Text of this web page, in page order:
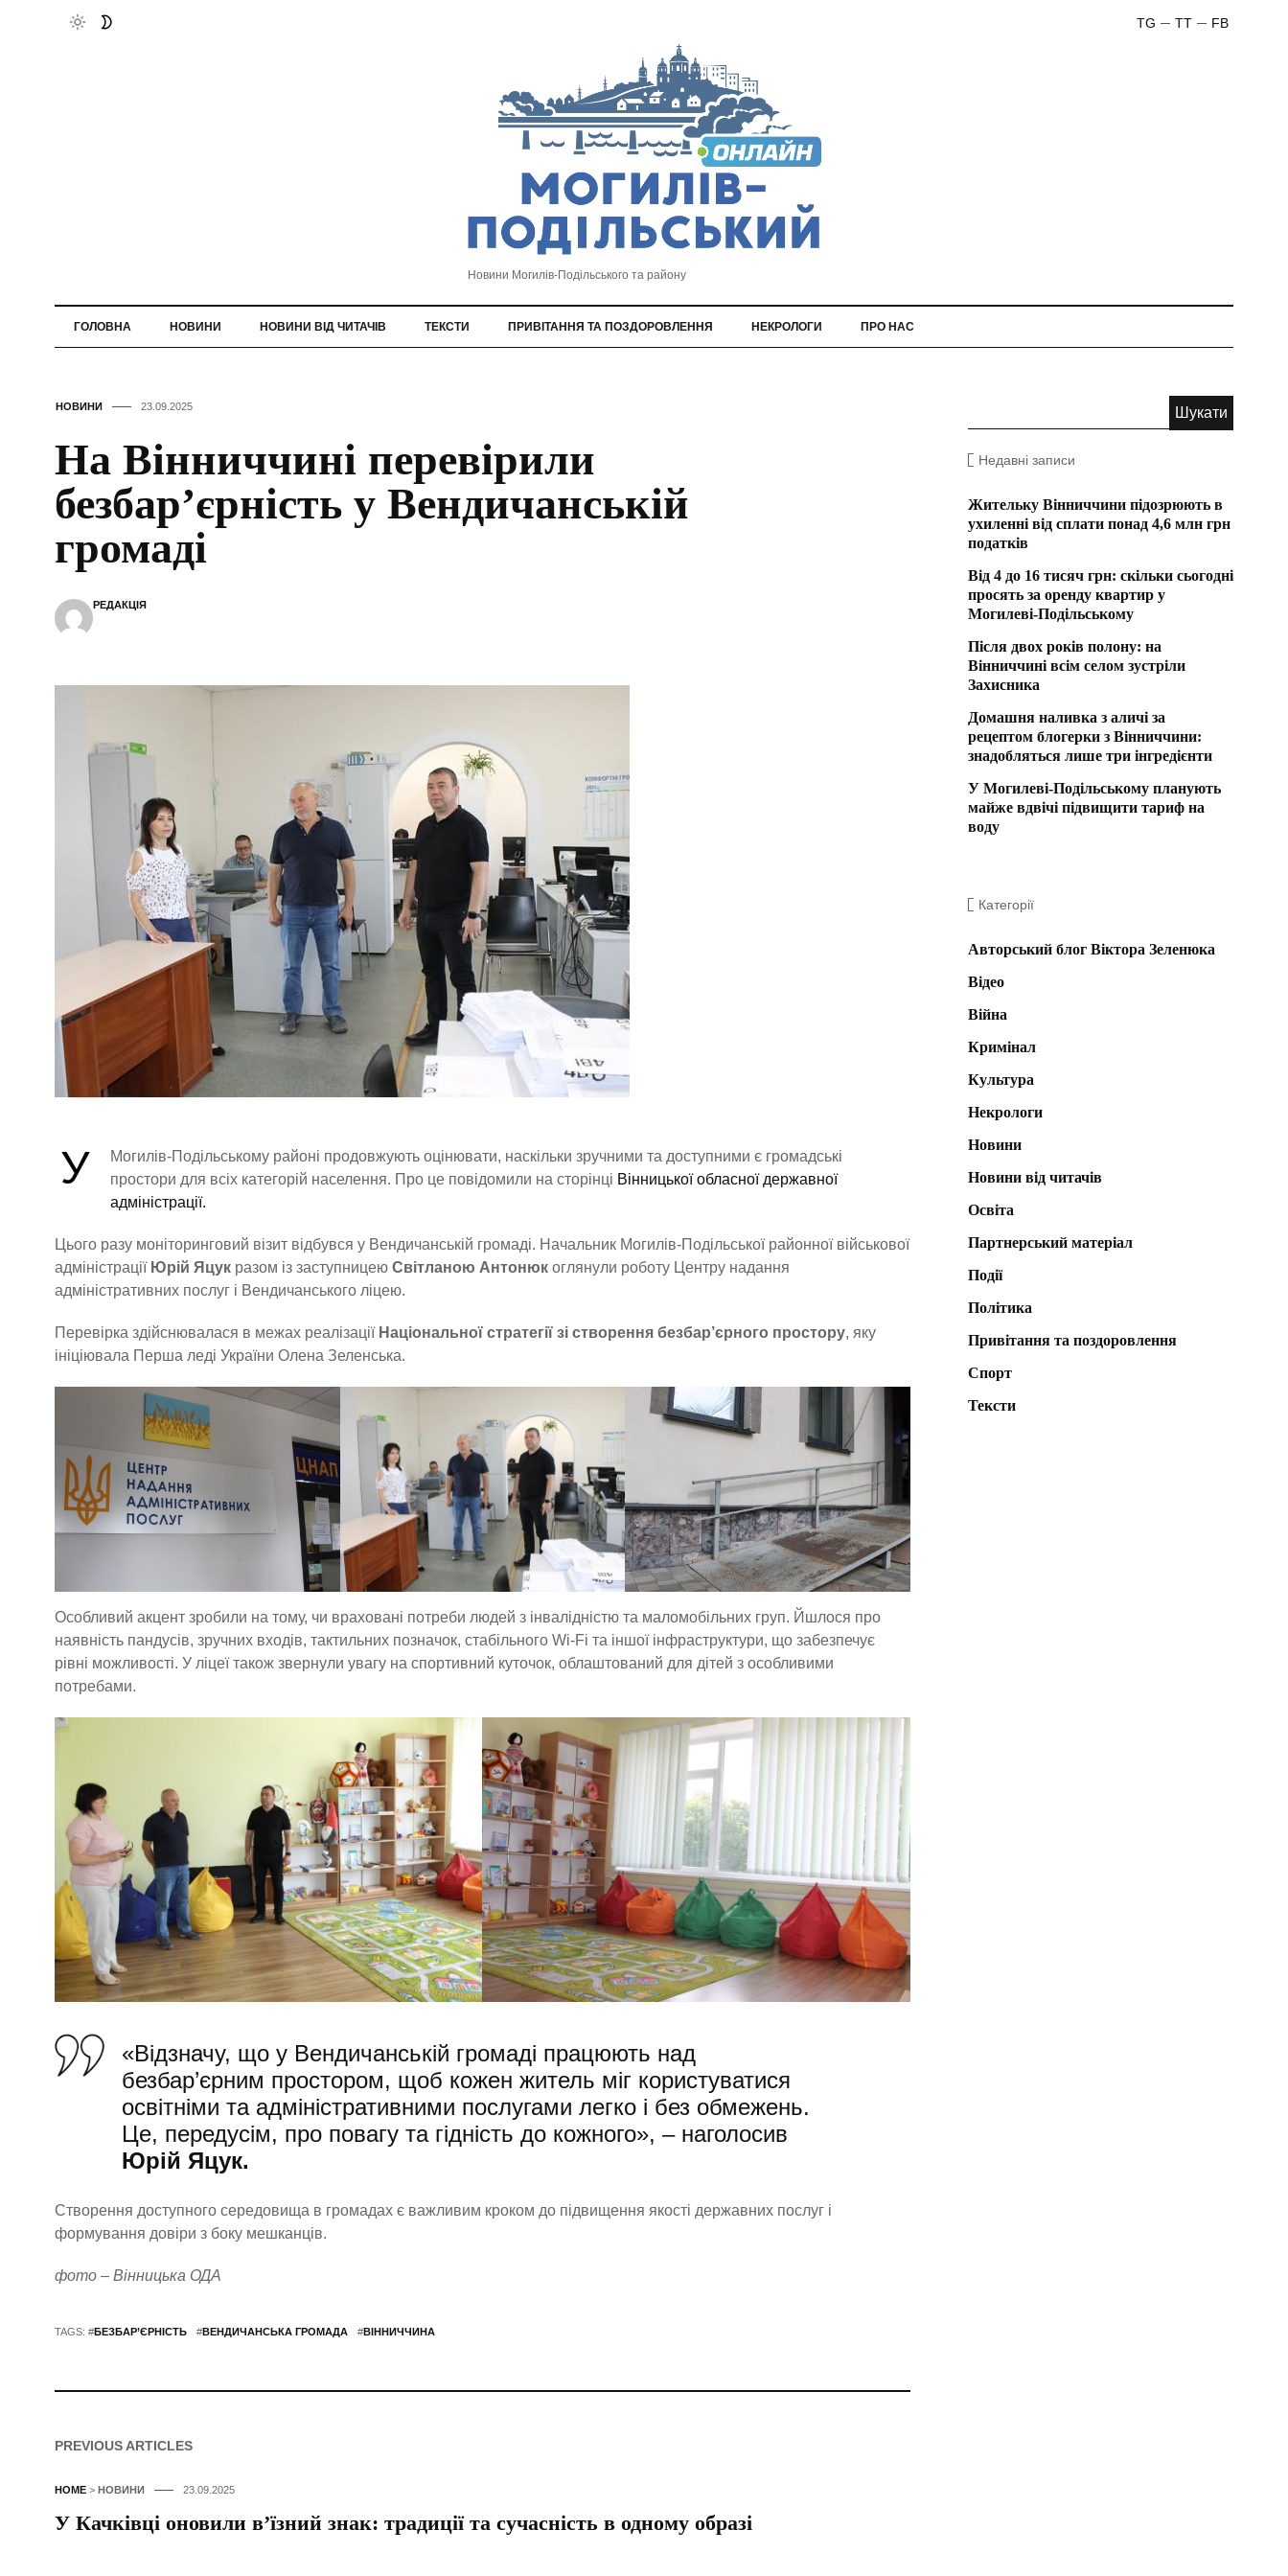
FB
TT
TG
Новини Могилів-Подільського та району
ГОЛОВНА НОВИНИ НОВИНИ ВІД ЧИТАЧІВ ТЕКСТИ ПРИВІТАННЯ ТА ПОЗДОРОВЛЕННЯ НЕКРОЛОГИ ПРО НАС
НОВИНИ 23.09.2025
На Вінниччині перевірили
безбар’єрність у Вендичанській
громаді
РЕДАКЦІЯ
У
Могилів-Подільському районі продовжують оцінювати, наскільки зручними та доступними є громадські
простори для всіх категорій населення. Про це повідомили на сторінці Вінницької обласної державної
адміністрації.
Цього разу моніторинговий візит відбувся у Вендичанській громаді. Начальник Могилів-Подільської районної військової
адміністрації Юрій Яцук разом із заступницею Світланою Антонюк оглянули роботу Центру надання
адміністративних послуг і Вендичанського ліцею.
Перевірка здійснювалася в межах реалізації Національної стратегії зі створення безбар’єрного простору, яку
ініціювала Перша леді України Олена Зеленська.
Особливий акцент зробили на тому, чи враховані потреби людей з інвалідністю та маломобільних груп. Йшлося про
наявність пандусів, зручних входів, тактильних позначок, стабільного Wi-Fi та іншої інфраструктури, що забезпечує
рівні можливості. У ліцеї також звернули увагу на спортивний куточок, облаштований для дітей з особливими
потребами.
«Відзначу, що у Вендичанській громаді працюють над
безбар’єрним простором, щоб кожен житель міг користуватися
освітніми та адміністративними послугами легко і без обмежень.
Це, передусім, про повагу та гідність до кожного», – наголосив
Юрій Яцук.
Створення доступного середовища в громадах є важливим кроком до підвищення якості державних послуг і
формування довіри з боку мешканців.
фото – Вінницька ОДА
TAGS: #БЕЗБАР’ЄРНІСТЬ #ВЕНДИЧАНСЬКА ГРОМАДА #ВІННИЧЧИНА
PREVIOUS ARTICLES
HOME > НОВИНИ 23.09.2025
У Качківці оновили в’їзний знак: традиції та сучасність в одному образі
Недавні записи
Жительку Вінниччини підозрюють в
ухиленні від сплати понад 4,6 млн грн
податків
Від 4 до 16 тисяч грн: скільки сьогодні
просять за оренду квартир у
Могилеві-Подільському
Після двох років полону: на
Вінниччині всім селом зустріли
Захисника
Домашня наливка з аличі за
рецептом блогерки з Вінниччини:
знадобляться лише три інгредієнти
У Могилеві-Подільському планують
майже вдвічі підвищити тариф на
воду
Категорії
Авторський блог Віктора Зеленюка
Відео
Війна
Кримінал
Культура
Некрологи
Новини
Новини від читачів
Освіта
Партнерський матеріал
Події
Політика
Привітання та поздоровлення
Спорт
Тексти